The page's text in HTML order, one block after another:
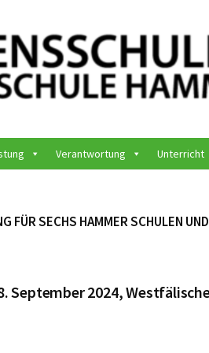
Verantwortung Unterricht
FÜR SECHS HAMMER SCHULEN
September 2024,